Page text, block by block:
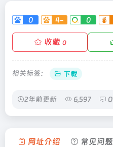
0 4- 0
收藏 0
相关标签： 下载
2年前更新 6,597 0
网址介绍 常见问题